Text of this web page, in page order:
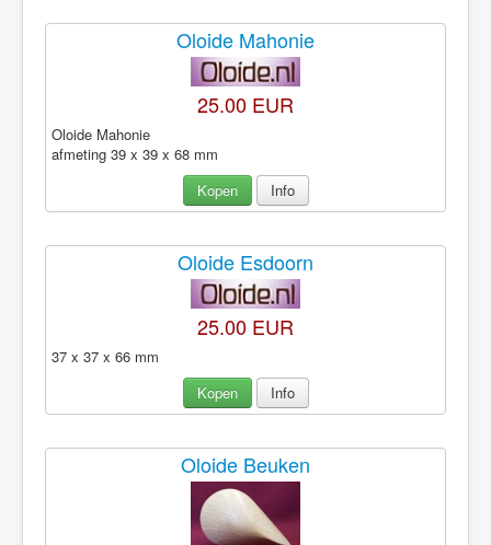
Oloide Mahonie
25.00 EUR
Oloide Mahonie
afmeting 39 x 39 x 68 mm
Kopen
Info
Oloide Esdoorn
25.00 EUR
37 x 37 x 66 mm
Kopen
Info
Oloide Beuken